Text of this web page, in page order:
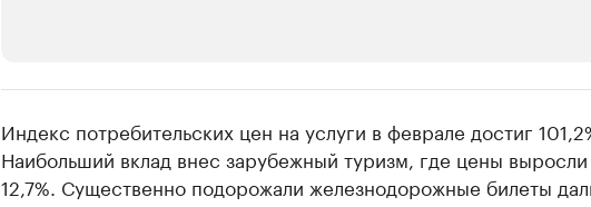
Крупные организации в нефтегазовой
Найдите и проверьте данные в каталоге
Индекс потребительских цен на услуги в феврале достиг
Наибольший вклад внес зарубежный туризм, где цены
12,7%. Существенно подорожали железнодорожные билеты